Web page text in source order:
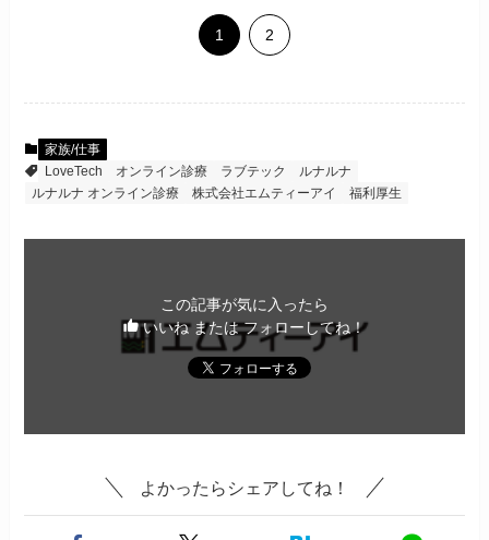
1 2
家族/仕事
LoveTech
オンライン診療 ラブテック
ルナルナ
ルナルナ オンライン診療
株式会社エムティーアイ 福利厚生
この記事が気に入ったら
いいね または フォローしてね！
よかったらシェアしてね！